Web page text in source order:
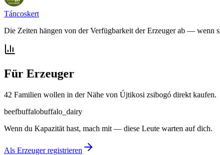
Táncoskert
Die Zeiten hängen von der Verfügbarkeit der Erzeuger ab — wenn
Für Erzeuger
42 Familien wollen in der Nähe von Újtikosi zsibogó direkt kaufen.
beefbuffalobuffalo_dairy
Wenn du Kapazität hast, mach mit — diese Leute warten auf dich.
Als Erzeuger registrieren